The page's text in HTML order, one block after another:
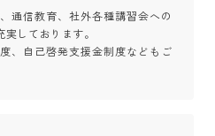
通信教育、社外各種講習会への
しております。
、自己啓発支援金制度などもご